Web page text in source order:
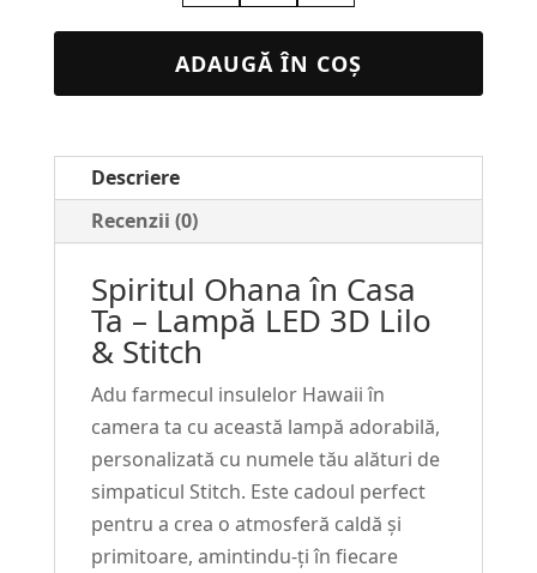
LED
Stitch
ADAUGĂ ÎN COȘ
Descriere
Recenzii (0)
Spiritul Ohana în Casa
Ta – Lampă LED 3D Lilo
& Stitch
Adu farmecul insulelor Hawaii în
camera ta cu această lampă adorabilă,
personalizată cu numele tău alături de
simpaticul Stitch. Este cadoul perfect
pentru a crea o atmosferă caldă și
primitoare, amintindu-ți în fiecare